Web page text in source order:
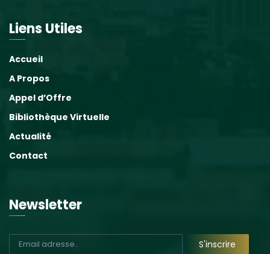
Liens Utiles
Accueil
A Propos
Appel d’Offre
Bibliothèque Virtuelle
Actualité
Contact
Newsletter